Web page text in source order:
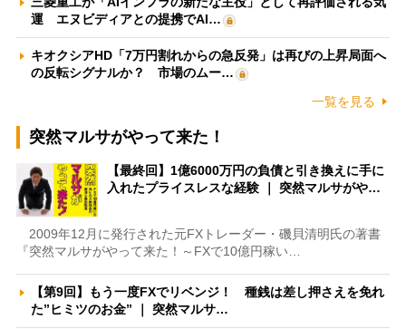
運 エヌビディアとの提携でAI…
キオクシアHD「7万円割れからの急反発」は再びの上昇局面へ
の反転シグナルか？ 市場のムー…
一覧を見る
突然マルサがやって来た！
【最終回】1億6000万円の負債と引き換えに手に
入れたプライスレスな経験 ｜ 突然マルサがや…
2009年12月に発行された元FXトレーダー・磯貝清明氏の著書
『突然マルサがやって来た！～FXで10億円稼い…
【第9回】もう一度FXでリベンジ！ 種銭は差し押さえを免れ
た”ヒミツのお金” ｜ 突然マルサ…